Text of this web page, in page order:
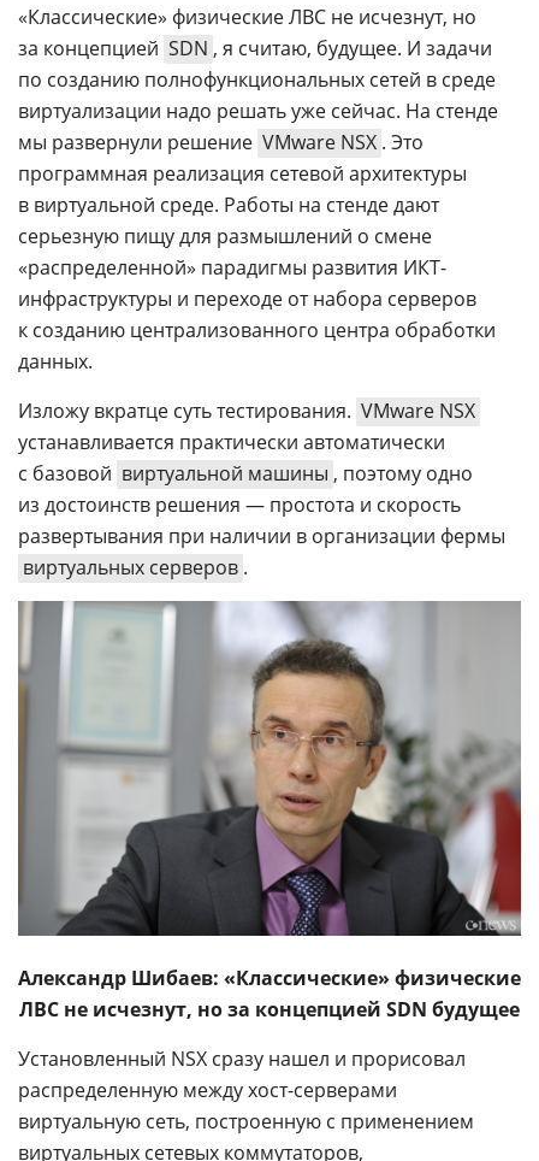
«Классические» физические ЛВС не исчезнут, но
за концепцией SDN , я считаю, будущее. И задачи
по созданию полнофункциональных сетей в среде
виртуализации надо решать уже сейчас. На стенде
мы развернули решение VMware NSX . Это
программная реализация сетевой архитектуры
в виртуальной среде. Работы на стенде дают
серьезную пищу для размышлений о смене
«распределенной» парадигмы развития ИКТ-
инфраструктуры и переходе от набора серверов
к созданию централизованного центра обработки
данных.
Изложу вкратце суть тестирования. VMware NSX
устанавливается практически автоматически
с базовой виртуальной машины , поэтому одно
из достоинств решения — простота и скорость
развертывания при наличии в организации фермы
виртуальных серверов .
Александр Шибаев: «Классические» физические
ЛВС не исчезнут, но за концепцией SDN будущее
Установленный NSX сразу нашел и прорисовал
распределенную между хост-серверами
виртуальную сеть, построенную с применением
виртуальных сетевых коммутаторов,